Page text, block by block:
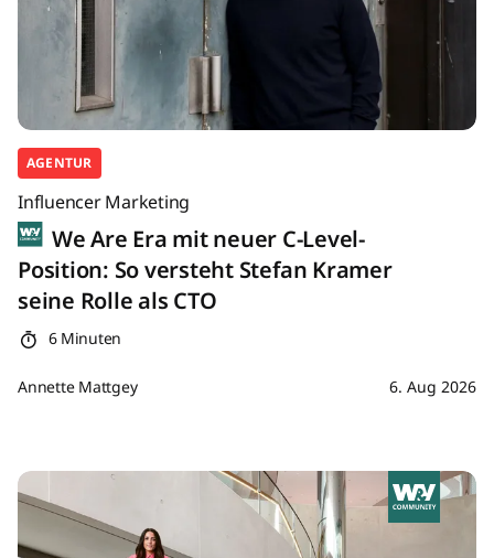
AGENTUR
Influencer Marketing
We Are Era mit neuer C-Level-
Position: So versteht Stefan Kramer
seine Rolle als CTO
6 Minuten
Annette Mattgey 6. Aug 2026